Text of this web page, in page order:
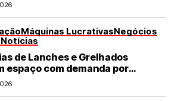
Máquinas LucrativasNegócios
de Lanches e Grelhados
espaço com demanda por
rápidas e de qualidade